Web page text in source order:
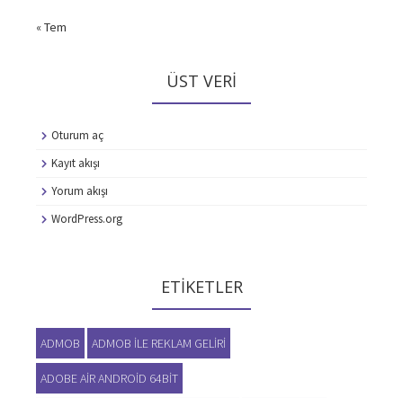
« Tem
ÜST VERI
Oturum aç
Kayıt akışı
Yorum akışı
WordPress.org
ETIKETLER
ADMOB ADMOB ILE REKLAM GELIRI
ADOBE AIR ANDROID 64BIT